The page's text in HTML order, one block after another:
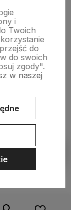
Modern 3.0™
i
Twoich
do
do swoich
zgody".
w naszej